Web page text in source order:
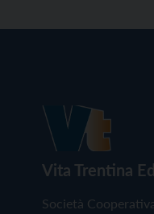
Vita Trentina
Società